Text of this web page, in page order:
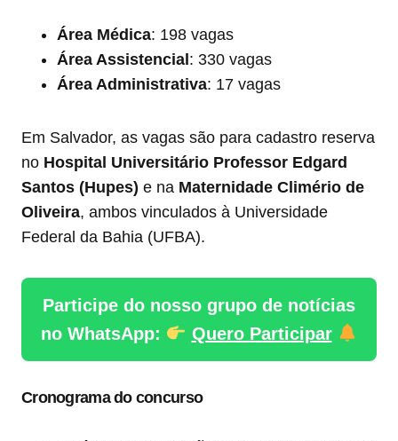
Área Médica: 198 vagas
Área Assistencial : 330 vagas
Área Administrativa: 17 vagas
Em Salvador, as vagas são para cadastro reserva
no Hospital Universitário Professor Edgard
Santos (Hupes) e na Maternidade Climério de
Oliveira, ambos vinculados à Universidade
Federal da Bahia (UFBA).
Participe do nosso grupo de notícias
no WhatsApp:
Quero Participar
Cronograma do concurso